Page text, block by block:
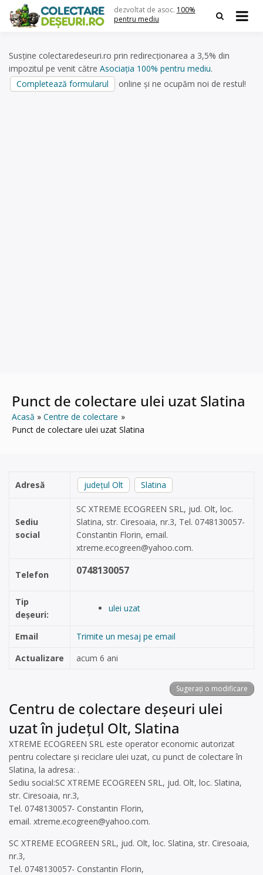
content
dezvoltat de asoc. 100%
pentru mediu
Susține colectaredeseuri.ro prin redirecționarea a 3,5% din
impozitul pe venit către Asociația 100% pentru mediu.
Completează formularul
online și ne ocupăm noi de restul!
Punct de colectare ulei uzat Slatina
Acasă
Centre de colectare
Punct de colectare ulei uzat Slatina
Adresă județul Olt Slatina
Sediu
social
SC XTREME ECOGREEN SRL, jud. Olt, loc.
Slatina, str. Ciresoaia, nr.3, Tel. 0748130057-
Constantin Florin, email.
xtreme.ecogreen@yahoo.com.
Telefon 0748130057
Tip
deșeuri:
ulei uzat
Email
Trimite un mesaj pe email
Actualizare
acum 6 ani
Sugerați o modificare
Centru de colectare deșeuri ulei
uzat în județul Olt, Slatina
XTREME ECOGREEN SRL este operator economic autorizat
pentru colectare și reciclare ulei uzat, cu punct de colectare în
Slatina, la adresa: .
Sediu social:SC XTREME ECOGREEN SRL, jud. Olt, loc. Slatina,
str. Ciresoaia, nr.3,
Tel. 0748130057- Constantin Florin,
email. xtreme.ecogreen@yahoo.com.
SC XTREME ECOGREEN SRL, jud. Olt, loc. Slatina, str. Ciresoaia,
nr.3,
Tel. 0748130057- Constantin Florin,